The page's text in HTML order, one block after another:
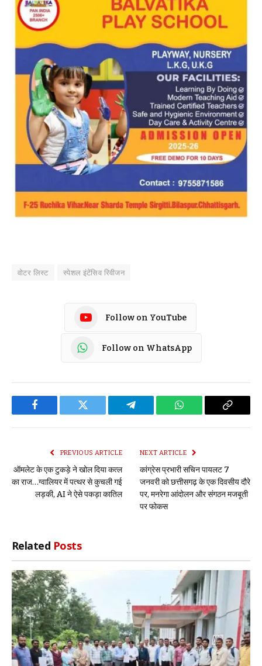
वोटर लिस्ट स्पेशल इंटेंसिव रिवीजन
Follow on YouTube
Follow on WhatsApp
Facebook Twitter Telegram WhatsApp Copy
PREVIOUS ARTICLE
ऑमलेट के एक टुकड़े ने खोल दिया कत्ल
का राज…ग्वालियर में पत्थर से कुचली गई
लड़की, AI ने ऐसे पकड़ा कातिल
NEXT ARTICLE
कांग्रेस प्रभारी सचिन पायलट 7
जनवरी को छत्तीसगढ़ के एक दिवसीय दौरे
पर, मनरेगा आंदोलन और संगठन मजबूती
पर फोकस
Related Posts